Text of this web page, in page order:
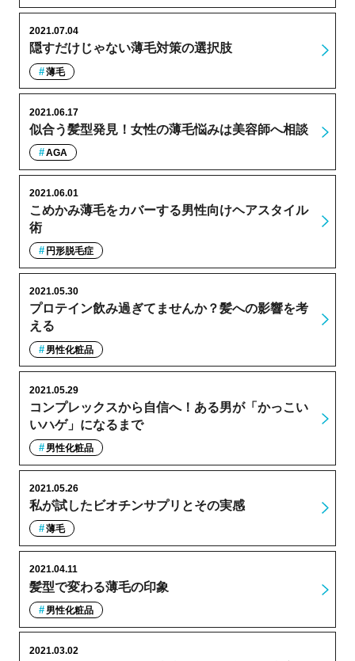
隠すだけじゃない薄毛対策の選択肢
2021.07.04
薄毛
似合う髪型発見！女性の薄毛悩みは美容師へ相談
2021.06.17
AGA
こめかみ薄毛をカバーする男性向けヘアスタイル
術
2021.06.01
円形脱毛症
プロテイン飲み過ぎてませんか？髪への影響を考
える
2021.05.30
男性化粧品
コンプレックスから自信へ！ある男が「かっこい
いハゲ」になるまで
2021.05.29
男性化粧品
私が試したビオチンサプリとその実感
2021.05.26
薄毛
髪型で変わる薄毛の印象
2021.04.11
男性化粧品
2021.03.02